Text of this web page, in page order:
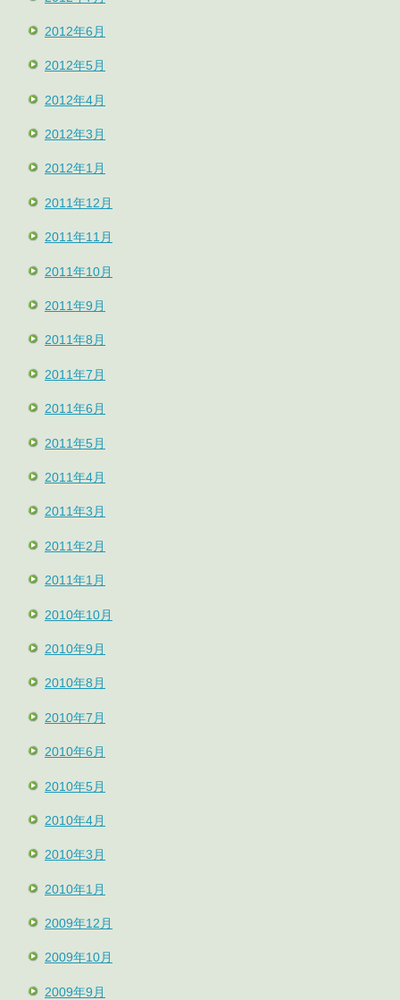
2012年6月
2012年5月
2012年4月
2012年3月
2012年1月
2011年12月
2011年11月
2011年10月
2011年9月
2011年8月
2011年7月
2011年6月
2011年5月
2011年4月
2011年3月
2011年2月
2011年1月
2010年10月
2010年9月
2010年8月
2010年7月
2010年6月
2010年5月
2010年4月
2010年3月
2010年1月
2009年12月
2009年10月
2009年9月